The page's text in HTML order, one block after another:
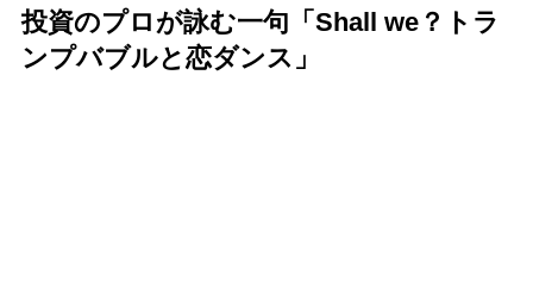
投資のプロが詠む一句「Shall we？トラ
ンプバブルと恋ダンス」